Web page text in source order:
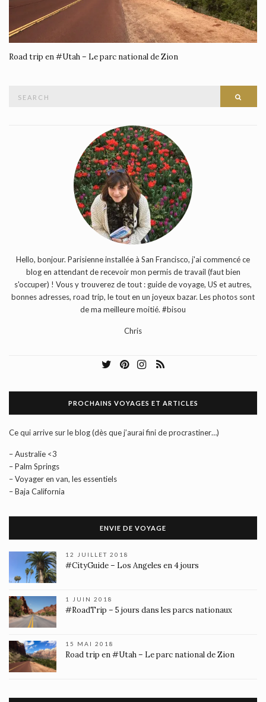
Road trip en #Utah – Le parc national de Zion
Hello, bonjour. Parisienne installée à San Francisco, j'ai commencé ce
blog en attendant de recevoir mon permis de travail (faut bien
s'occuper) ! Vous y trouverez de tout : guide de voyage, US et autres,
bonnes adresses, road trip, le tout en un joyeux bazar. Les photos sont
de ma meilleure moitié. #bisou
Chris
PROCHAINS VOYAGES ET ARTICLES
Ce qui arrive sur le blog (dès que j’aurai fini de procrastiner…)
– Australie <3
– Palm Springs
– Voyager en van, les essentiels
– Baja California
ENVIE DE VOYAGE
12 JUILLET 2018
#CityGuide – Los Angeles en 4 jours
1 JUIN 2018
#RoadTrip – 5 jours dans les parcs nationaux
15 MAI 2018
Road trip en #Utah – Le parc national de Zion